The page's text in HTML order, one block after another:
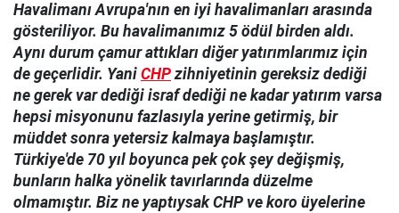
Havalimanı Avrupa'nın en iyi havalimanları arasında
gösteriliyor. Bu havalimanımız 5 ödül birden aldı.
Aynı durum çamur attıkları diğer yatırımlarımız için
de geçerlidir. Yani CHPzihniyetinin gereksiz dediği
ne gerek var dediği israf dediği ne kadar yatırım varsa
hepsi misyonunu fazlasıyla yerine getirmiş, bir
müddet sonra yetersiz kalmaya başlamıştır.
Türkiye'de 70 yıl boyunca pek çok şey değişmiş,
bunların halka yönelik tavırlarında düzelme
olmamıştır. Biz ne yaptıysak CHP ve koro üyelerine